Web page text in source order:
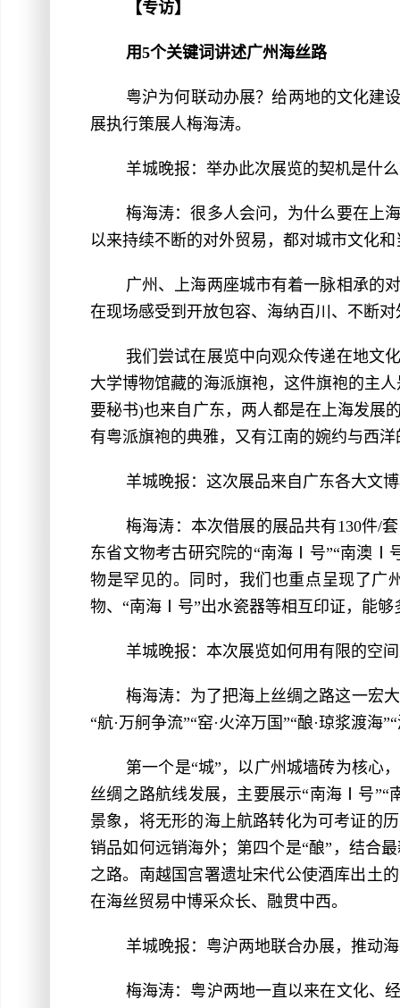
【专访】
用5个关键词讲述广州海丝路
粤沪为何联动办展？给两地的文化建
展执行策展人梅海涛。
羊城晚报：举办此次展览的契机是什
梅海涛：很多人会问，为什么要在上
以来持续不断的对外贸易，都对城市文化
广州、上海两座城市有着一脉相承的
在现场感受到开放包容、海纳百川、不断
我们尝试在展览中向观众传递在地文
大学博物馆藏的海派旗袍，这件旗袍的主
要秘书)也来自广东，两人都是在上海发展
有粤派旗袍的典雅，又有江南的婉约与西洋
羊城晚报：这次展品来自广东各大文
梅海涛：本次借展的展品共有130件/
东省文物考古研究院的“南海Ⅰ号”“南澳Ⅰ
物是罕见的。同时，我们也重点呈现了广
物、“南海Ⅰ号”出水瓷器等相互印证，能
羊城晚报：本次展览如何用有限的空
梅海涛：为了把海上丝绸之路这一宏
“航·万舸争流”“窑·火淬万国”“酿·琼浆渡
第一个是“城”，以广州城墙砖为核心
丝绸之路航线发展，主要展示“南海Ⅰ号
景象，将无形的海上航路转化为可考证的
销品如何远销海外；第四个是“酿”，结合
之路。南越国宫署遗址宋代公使酒库出土
在海丝贸易中博采众长、融贯中西。
羊城晚报：粤沪两地联合办展，推动
梅海涛：粤沪两地一直以来在文化、